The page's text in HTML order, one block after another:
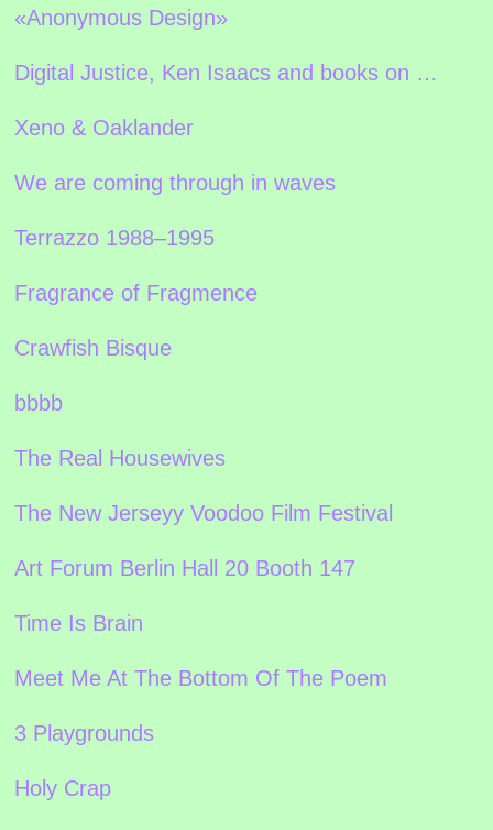
«Anonymous Design»
Digital Justice, Ken Isaacs and books on …
Xeno & Oaklander
We are coming through in waves
Terrazzo 1988–1995
Fragrance of Fragmence
Crawfish Bisque
bbbb
The Real Housewives
The New Jerseyy Voodoo Film Festival
Art Forum Berlin Hall 20 Booth 147
Time Is Brain
Meet Me At The Bottom Of The Poem
3 Playgrounds
Holy Crap